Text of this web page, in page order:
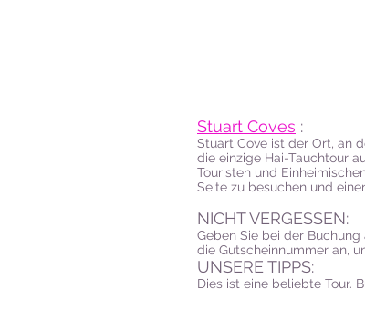
Stuart Coves :
Stuart Cove ist der Ort, an
die einzige Hai-Tauchtour
Touristen und
Seite zu besuchen und
NICHT VERGESSEN:
Geben Sie bei der
die Gutscheinnummer an,
UNSERE TIPPS:
Dies ist eine beliebte Tour.